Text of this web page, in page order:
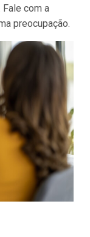
com a
preocupação.